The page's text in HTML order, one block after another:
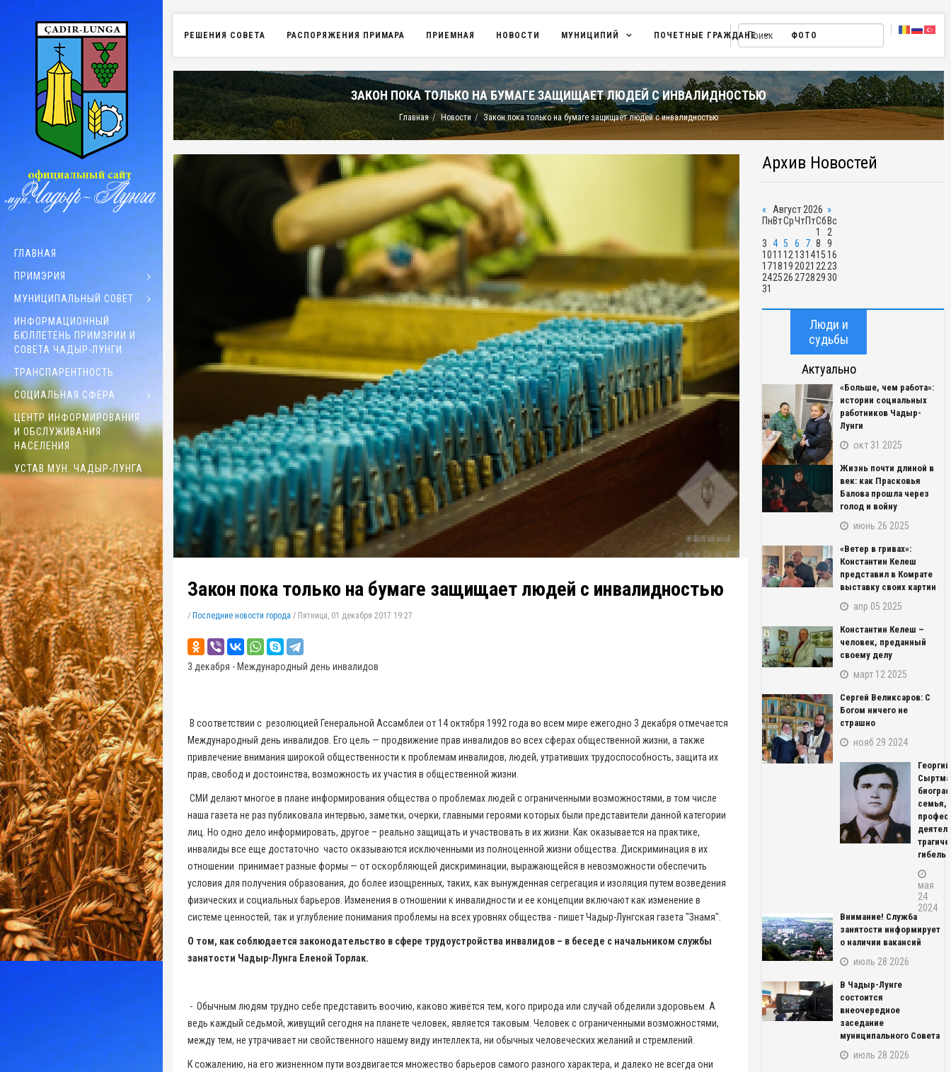
ГЛАВНАЯ
ПРИМЭРИЯ
МУНИЦИПАЛЬНЫЙ СОВЕТ
ИНФОРМАЦИОННЫЙ
БЮЛЛЕТЕНЬ ПРИМЭРИИ И
СОВЕТА ЧАДЫР-ЛУНГИ
ТРАНСПАРЕНТНОСТЬ
СОЦИАЛЬНАЯ СФЕРА
ЦЕНТР ИНФОРМИРОВАНИЯ
И ОБСЛУЖИВАНИЯ
НАСЕЛЕНИЯ
УСТАВ МУН. ЧАДЫР-ЛУНГА
РЕШЕНИЯ СОВЕТА РАСПОРЯЖЕНИЯ ПРИМАРА ПРИЕМНАЯ НОВОСТИ МУНИЦИПИЙ ПОЧЕТНЫЕ ГРАЖДАНЕ ФОТО
ЗАКОН ПОКА ТОЛЬКО НА БУМАГЕ ЗАЩИЩАЕТ ЛЮДЕЙ С ИНВАЛИДНОСТЬЮ
Главная Новости Закон пока только на бумаге защищает людей с инвалидностью
Закон пока только на бумаге защищает людей с инвалидностью
/ Последние новости города / Пятница, 01 декабря 2017 19:27
3 декабря - Международный день инвалидов
В соответствии с резолюцией Генеральной Ассамблеи от 14 октября 1992 года во всем мире ежегодно 3 декабря отмечается
Международный день инвалидов. Его цель — продвижение прав инвалидов во всех сферах общественной жизни, а также
привлечение внимания широкой общественности к проблемам инвалидов, людей, утративших трудоспособность, защита их
прав, свобод и достоинства, возможность их участия в общественной жизни.
СМИ делают многое в плане информирования общества о проблемах людей с ограниченными возможностями, в том числе
наша газета не раз публиковала интервью, заметки, очерки, главными героями которых были представители данной категории
лиц. Но одно дело информировать, другое – реально защищать и участвовать в их жизни. Как оказывается на практике,
инвалиды все еще достаточно часто оказываются исключенными из полноценной жизни общества. Дискриминация в их
отношении принимает разные формы — от оскорбляющей дискриминации, выражающейся в невозможности обеспечить
условия для получения образования, до более изощренных, таких, как вынужденная сегрегация и изоляция путем возведения
физических и социальных барьеров. Изменения в отношении к инвалидности и ее концепции включают как изменение в
системе ценностей, так и углубление понимания проблемы на всех уровнях общества - пишет Чадыр-Лунгская газета "Знамя".
О том, как соблюдается законодательство в сфере трудоустройства инвалидов – в беседе с начальником службы
занятости Чадыр-Лунга Еленой Торлак.
- Обычным людям трудно себе представить воочию, каково живётся тем, кого природа или случай обделили здоровьем. А
ведь каждый седьмой, живущий сегодня на планете человек, является таковым. Человек с ограниченными возможностями,
между тем, не утрачивает ни свойственного нашему виду интеллекта, ни обычных человеческих желаний и стремлений.
К сожалению, на его жизненном пути воздвигается множество барьеров самого разного характера, и далеко не всегда они
Архив Новостей
« Август 2026 »
ПнВтСрЧт ПтСб Вс
1
2
3 4 5 6 7 8
9
1011 1213141516
171819 2021 22 23
242526 27282930
31
Люди и
судьбы
Актуально
«Больше, чем работа»:
истории социальных
работников Чадыр-
Лунги
окт 31 2025
Жизнь почти длиной в
век: как Прасковья
Балова прошла через
голод и войну
июнь 26 2025
«Ветер в гривах»:
Константин Келеш
представил в Комрате
выставку своих картин
апр 05 2025
Константин Келеш –
человек, преданный
своему делу
март 12 2025
Сергей Великсаров: С
Богом ничего не
страшно
нояб 29 2024
Георгий
семья,
гибель
мая
24
2024
Внимание! Служба
занятости информирует
о наличии вакансий
июль 28 2026
В Чадыр-Лунге
состоится
внеочередное
заседание
муниципального Совета
июль 28 2026